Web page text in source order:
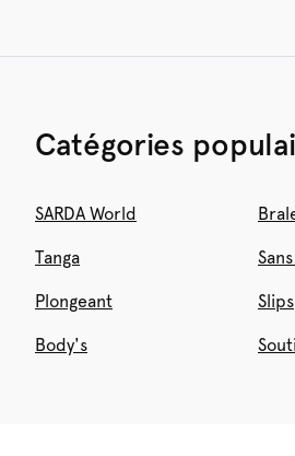
Catégories
SARDA World
Tanga
Plongeant Slips
Body's